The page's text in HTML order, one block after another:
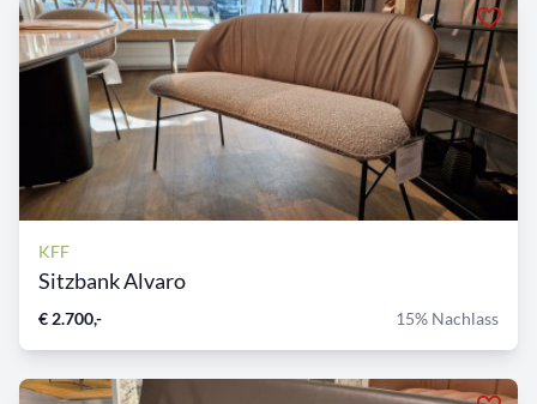
KFF
Sitzbank Alvaro
€ 2.700,- 15% Nachlass